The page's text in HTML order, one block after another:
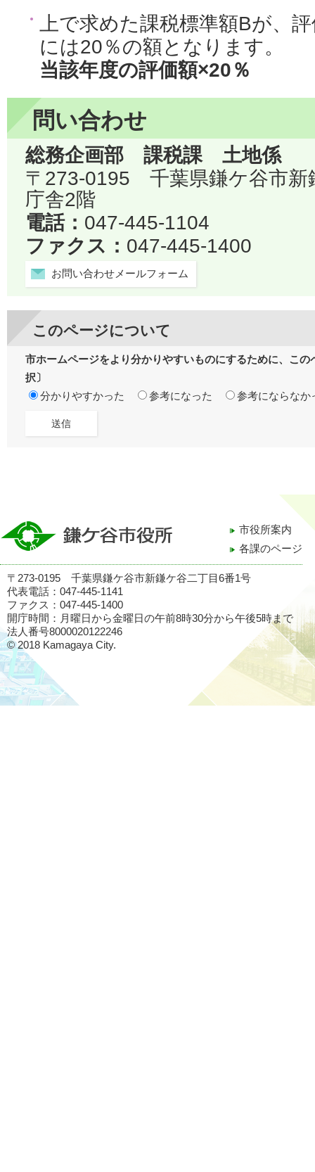
上で求めた課税標準額Bが、
には20％の額となります。
当該年度の評価額×20％
問い合わせ
総務企画部 課税課 土地係
〒273-0195 千葉県鎌ケ谷市
庁舎2階
電話： 047-445-1104
ファクス： 047-445-1400
お問い合わせメールフォーム
このページについて
市ホームページをより分かりやすいものにするために、こ
択〕
分かりやすかった
参考になった 参考にならなか
市役所案内
各課のページ
〒273-0195 千葉県鎌ケ谷市新鎌ケ谷二丁目6番1号
代表電話：047-445-1141
ファクス：047-445-1400
開庁時間：月曜日から金曜日の午前8時30分から午後5時まで
法人番号8000020122246
© 2018 Kamagaya City.